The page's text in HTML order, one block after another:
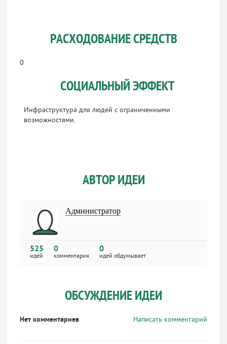
РАСХОДОВАНИЕ СРЕДСТВ
0
СОЦИАЛЬНЫЙ ЭФФЕКТ
Инфраструктура для людей с ограниченными
возможностями.
АВТОР ИДЕИ
Администратор
525
идей
0
комментария
0
идей обдумывает
ОБСУЖДЕНИЕ ИДЕИ
Написать комментарий
Нет комментариев